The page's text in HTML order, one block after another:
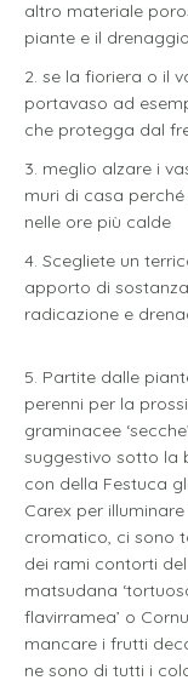
altro materiale
piante e il
2. se la fioriera o il
portavaso ad
che protegga dal
3. meglio alzare i
muri di casa
nelle ore più calde
4. Scegliete un
apporto di
radicazione e
5. Partite dalle
perenni per la
graminacee
suggestivo sotto la
con della Festuca
Carex per
cromatico, ci sono
dei rami contorti del
matsudana
flavirramea’ o
mancare i frutti
ne sono di tutti i